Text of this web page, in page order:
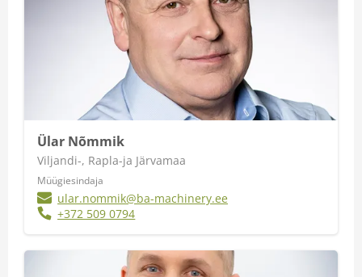
Ülar Nõmmik
Viljandi-, Rapla-ja Järvamaa
Müügiesindaja
ular.nommik@ba-machinery.ee
+372 509 0794